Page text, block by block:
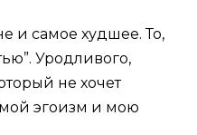
и самое худшее. То,
Уродливого,
не хочет
эгоизм и мою